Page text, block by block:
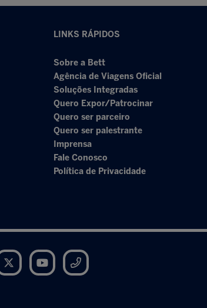
LINKS RÁPIDOS
Sobre a Bett
Agência de Viagens Oficial
Soluções Integradas
Quero Expor/Patrocinar
Quero ser parceiro
Quero ser palestrante
Imprensa
Fale Conosco
Política de Privacidade
Twitter YouTube